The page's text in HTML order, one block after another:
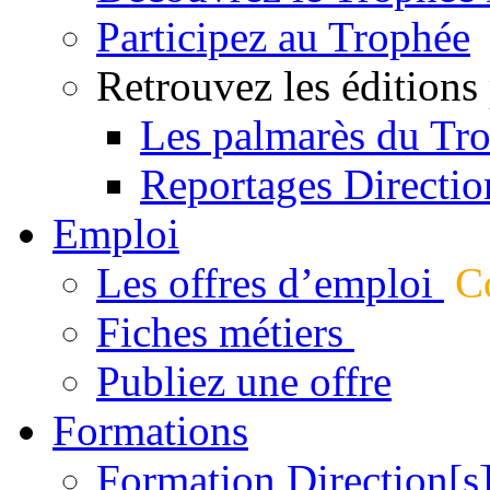
Participez au Trophée
Retrouvez les éditions
Les palmarès du
Reportages
Emploi
Les offres d’emploi
Fiches métiers
Publiez une offre
Formations
Formation